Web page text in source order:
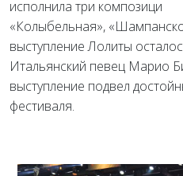
исполнила три композици
«Колыбельная»,
выступление Лолиты
Итальянский певец Марио
выступление подвел
фестиваля.